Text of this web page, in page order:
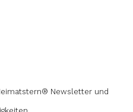
Newsletter und